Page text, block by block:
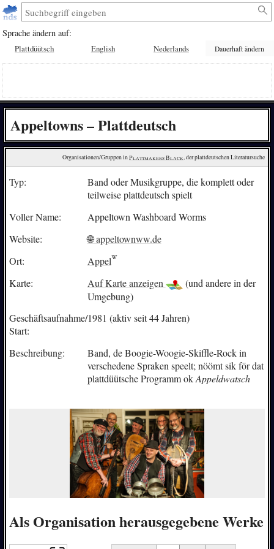
Sprache ändern auf:
Plattdüütsch English Nederlands Dauerhaft ändern
Appeltowns – Plattdeutsch
Organisationen/Gruppen in Plattmakers Black, der plattdeutschen Literatursuche
Typ:
Band oder Musikgruppe, die komplett oder
teilweise plattdeutsch spielt
Voller Name:
Appeltown Washboard Worms
Website:
🌐 appeltownww.de
Ort:
Appel
Karte:
Auf Karte anzeigen
(und andere in der
Umgebung)
Geschäftsaufnahme/
Start:
1981 (aktiv seit 44 Jahren)
Beschreibung:
Band, de Boogie-Woogie-Skiffle-Rock in
verschedene Spraken speelt; nöömt sik för dat
plattdüütsche Programm okAppeldwatsch
Als Organisation herausgegebene Werke